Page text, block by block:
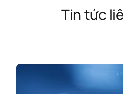
Tin tức